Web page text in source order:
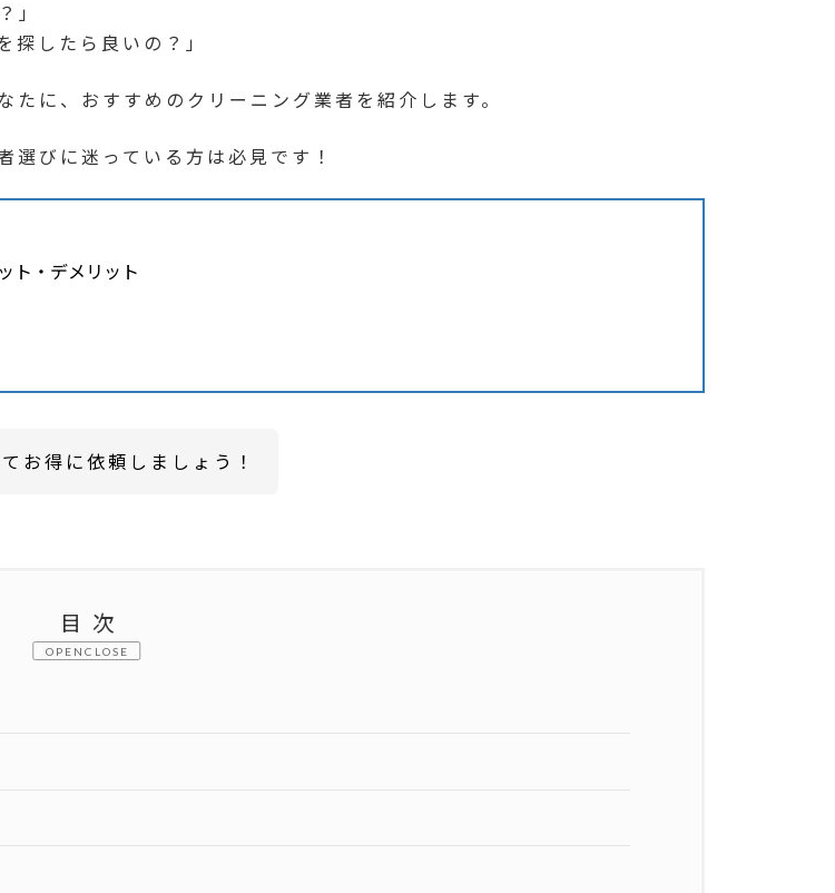
」
探したら良いの？」
に、おすすめのクリーニング業者を紹介します。
選びに迷っている方は必見です！
ト・デメリット
お得に依頼しましょう！
目次
CLOSE